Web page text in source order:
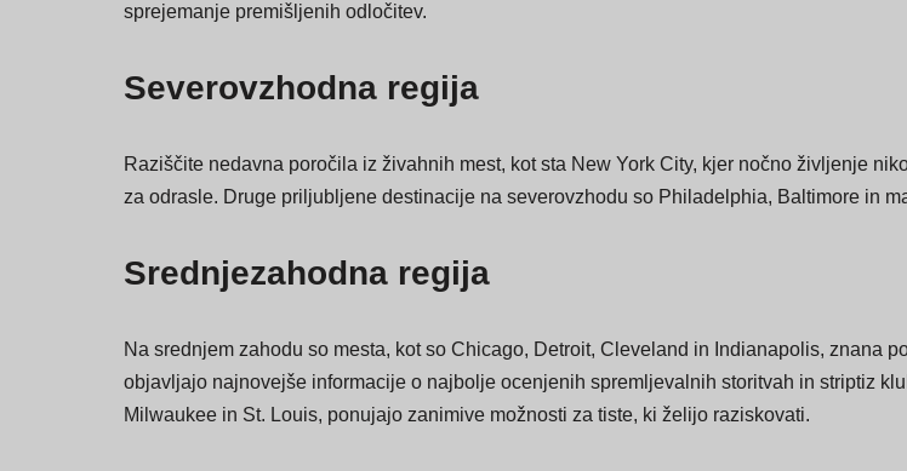
načrtujete obisk ali raziskujete lokalne možnosti, naša poročila, ki jih vodi skupnost,
sprejemanje premišljenih odločitev.
Severovzhodna regija
za odrasle. Druge priljubljene destinacije na severovzhodu so Philadelphia, Baltimore in
Srednjezahodna regija
Na srednjem zahodu so mesta, kot so Chicago, Detroit, Cleveland in Indianapolis, znana